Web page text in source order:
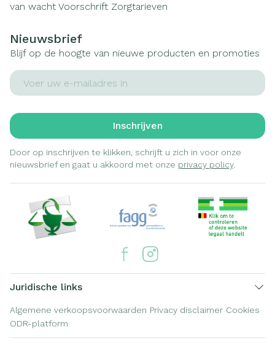
van wacht Voorschrift Zorgtarieven
Nieuwsbrief
Blijf op de hoogte van nieuwe producten en promoties
E-mail adres
Inschrijven
Door op inschrijven te klikken, schrijft u zich in voor onze
nieuwsbrief en gaat u akkoord met onze privacy policy.
Juridische links
Algemene verkoopsvoorwaarden Privacy disclaimer Cookies
ODR-platform